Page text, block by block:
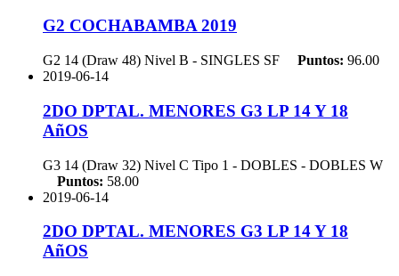
G2 COCHABAMBA 2019
G2 14 (Draw 48) Nivel B - SINGLES SF Puntos: 96.00
2019-06-14
2DO DPTAL. MENORES G3 LP 14 Y 18
AñOS
G3 14 (Draw 32) Nivel C Tipo 1 - DOBLES - DOBLES W
Puntos: 58.00
2019-06-14
2DO DPTAL. MENORES G3 LP 14 Y 18
AñOS